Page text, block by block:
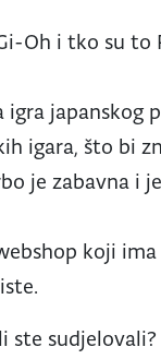
Oh i tko su to
japanskog
igara, što bi
je zabavna i
koji
ste